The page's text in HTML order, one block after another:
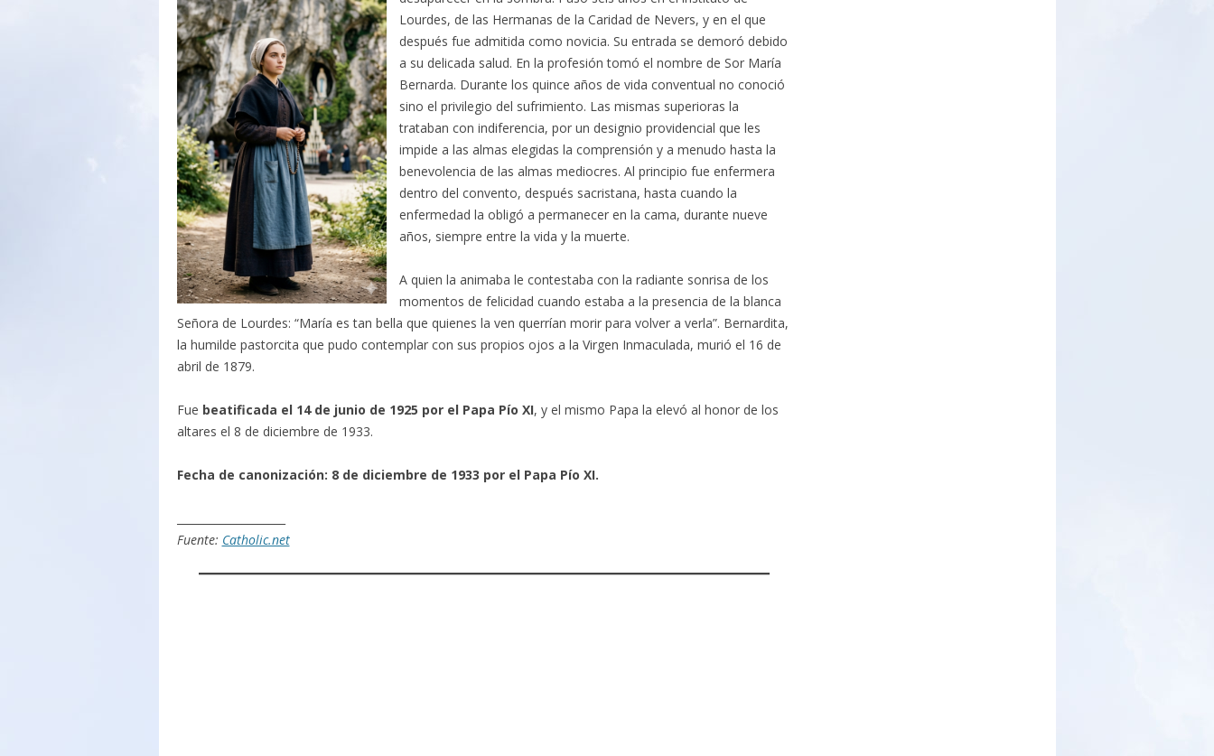
Lourdes, de las Hermanas de la Caridad de Nevers, y en el que
después fue admitida como novicia. Su entrada se demoró debido
a su delicada salud. En la profesión tomó el nombre de Sor María
Bernarda. Durante los quince años de vida conventual no conoció
sino el privilegio del sufrimiento. Las mismas superioras la
trataban con indiferencia, por un designio providencial que les
impide a las almas elegidas la comprensión y a menudo hasta la
benevolencia de las almas mediocres. Al principio fue enfermera
dentro del convento, después sacristana, hasta cuando la
enfermedad la obligó a permanecer en la cama, durante nueve
años, siempre entre la vida y la muerte.
A quien la animaba le contestaba con la radiante sonrisa de los
momentos de felicidad cuando estaba a la presencia de la blanca
Señora de Lourdes: “María es tan bella que quienes la ven querrían morir para volver a verla”. Bernardita,
la humilde pastorcita que pudo contemplar con sus propios ojos a la Virgen Inmaculada, murió el 16 de
abril de 1879.
Fue beatificada el 14 de junio de 1925 por el Papa Pío XI, y el mismo Papa la elevó al honor de los
altares el 8 de diciembre de 1933.
Fecha de canonización: 8 de diciembre de 1933 por el Papa Pío XI.
Fuente: Catholic.net